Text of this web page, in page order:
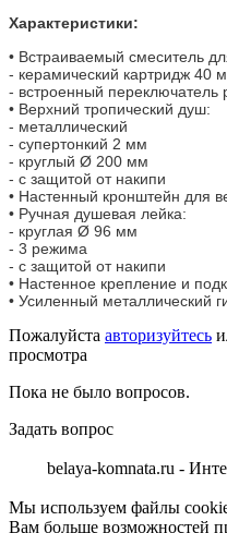
Характеристики:
• Встраиваемый смеситель
- керамический картридж 40
- встроенный
• Верхний тропический душ:
- металлический
- супертонкий 2 мм
- круглый Ø 200 мм
- с защитой от накипи
• Настенный кронштейн для
• Ручная душевая лейка:
- круглая Ø 96 мм
- 3 режима
- с защитой от накипи
• Настенное крепление и
• Усиленный металлический
Пожалуйста авторизуйтесь
просмотра
Пока не было вопросов.
Задать вопрос
belaya-komnata.ru -
Мы используем файлы
Вам больше возможностей